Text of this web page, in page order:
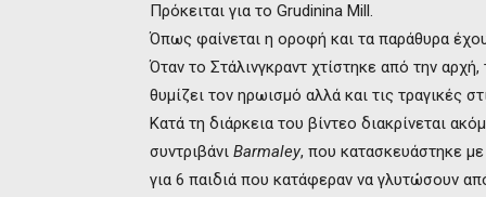
Πρόκειται για το Grudinina Mill.
Όπως φαίνεται η οροφή και τα παράθυρα
Όταν το Στάλινγκραντ χτίστηκε από την
θυμίζει τον ηρωισμό αλλά και τις τραγικές
Κατά τη διάρκεια του βίντεο διακρίνεται
συντριβάνι Barmaley, που κατασκευάστηκε
για 6 παιδιά που κατάφεραν να γλυτώσουν